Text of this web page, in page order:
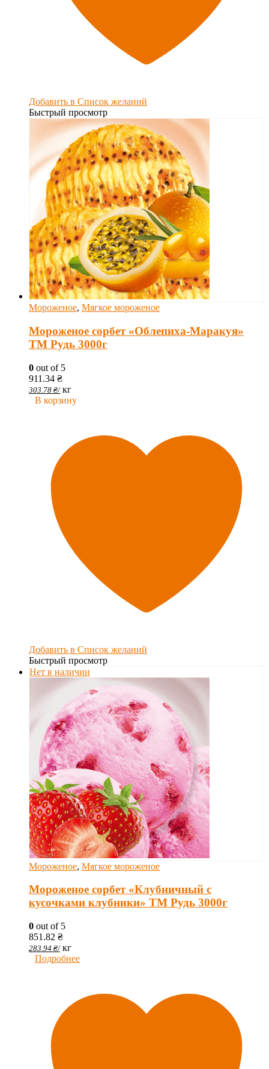
Добавить в Список желаний
Быстрый просмотр
Мороженое, Мягкое мороженое
Мороженое сорбет «Облепиха-Маракуя»
ТМ Рудь 3000г
0 out of 5
911.34 ₴
303.78 ₴/ кг
В корзину
Добавить в Список желаний
Быстрый просмотр
Нет в наличии
Мороженое, Мягкое мороженое
Мороженое сорбет «Клубничный с
кусочками клубники» ТМ Рудь 3000г
0 out of 5
851.82 ₴
283.94 ₴/ кг
Подробнее